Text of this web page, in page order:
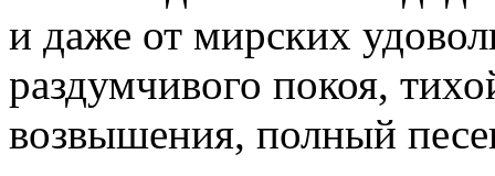
и даже от мирских
раздумчивого покоя,
возвышения, полный